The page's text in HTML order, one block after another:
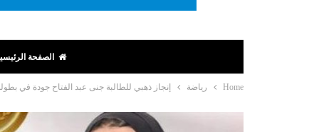
الصفحة
Home رياضة إنجاز ذهبي للطالبة جنى عبد الفتاح جودة في